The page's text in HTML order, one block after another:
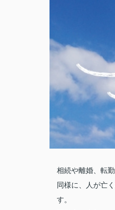
相続や離婚、転
同様に、人が亡
す。